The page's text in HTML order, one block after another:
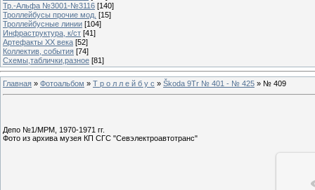
Тр.-Альфа №3001-№3116 [140]
Троллейбусы прочие мод. [15]
Троллейбусные линии [104]
Инфраструктура, к/ст [41]
Артефакты ХХ века [52]
Коллектив, события [74]
Схемы,таблички,разное [81]
Главная » Фотоальбом » Т р о л л е й б у с » Škoda 9Tr № 401 - № 425 » № 409
Депо №1/МРМ, 1970-1971 гг.
Фото из архива музея КП СГС "Севэлектроавтотранс"